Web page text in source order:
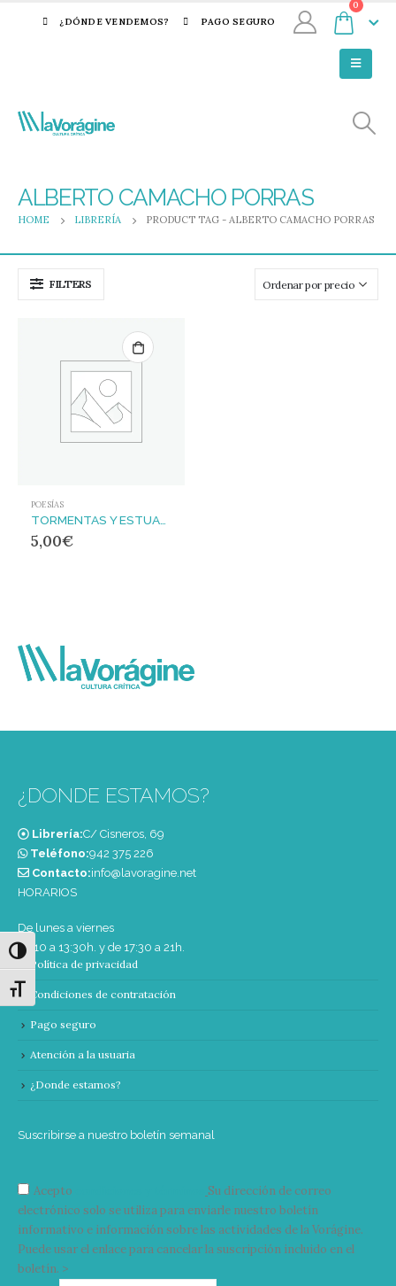
Alternar alto contraste
Alternar tamaño de letra
¿DÓNDE VENDEMOS? PAGO SEGURO
0
ALBERTO CAMACHO PORRAS
HOME LIBRERÍA PRODUCT TAG - ALBERTO CAMACHO PORRAS
FILTERS
POESÍAS
5,00€
¿DONDE ESTAMOS?
Librería:C/ Cisneros, 69
Teléfono:‭942 375 226‬
Contacto:info@lavoragine.net
HORARIOS
De lunes a viernes
de 10 a 13:30h. y de 17:30 a 21h.
Política de privacidad
Condiciones de contratación
Pago seguro
Atención a la usuaria
¿Donde estamos?
Suscribirse a nuestro boletín semanal
Acepto
Su dirección de correo
electrónico solo se utiliza para enviarle nuestro boletín
informativo e información sobre las actividades de la Vorágine.
Puede usar el enlace para cancelar la suscripción incluido en el
boletín. >